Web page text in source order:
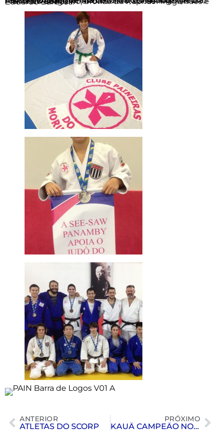
ANTERIOR
ATLETAS DO SCORP
PRÓXIMO
KAUÃ CAMPEÃO NO TÊNIS